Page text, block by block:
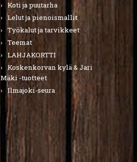
Koti ja puutarha
Lelut ja pienoismallit
Työkalut ja tarvikkeet
Teemat
LAHJAKORTTI
Koskenkorvan kylä & Jari
Mäki -tuotteet
Ilmajoki-seura